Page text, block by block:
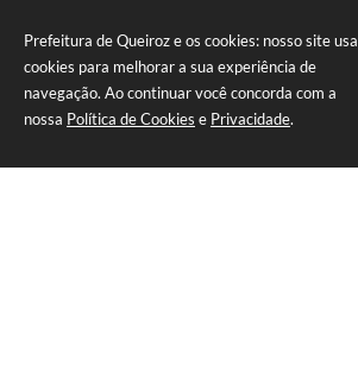
Prefeitura de Queiroz e os cookies: nosso site usa
cookies para melhorar a sua experiência de
navegação. Ao continuar você concorda com a
nossa Política de Cookies e Privacidade.